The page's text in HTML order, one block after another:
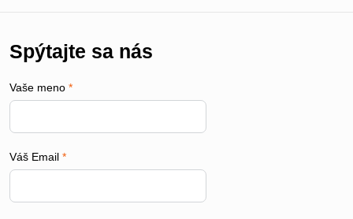
Spýtajte sa nás
Vaše meno *
Váš Email *